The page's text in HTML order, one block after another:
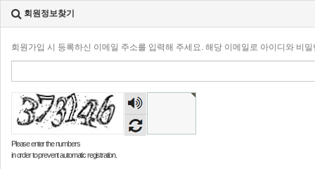
회원정보찾기
회원가입 시 등록하신 이메일 주소를 입력해 주세요. 해당 이메일로 아이디와 비
숫자
음성
듣기
Please enter the numbers
in order to prevent automatic registration.